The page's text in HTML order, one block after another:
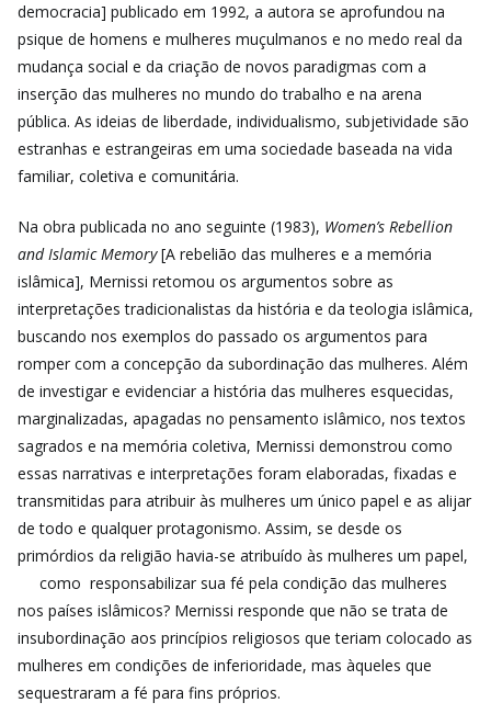
democracia] publicado em 1992, a autora se aprofundou na
psique de homens e mulheres muçulmanos e no medo real da
mudança social e da criação de novos paradigmas com a
inserção das mulheres no mundo do trabalho e na arena
pública. As ideias de liberdade, individualismo, subjetividade são
estranhas e estrangeiras em uma sociedade baseada na vida
familiar, coletiva e comunitária.
Na obra publicada no ano seguinte (1983), Women’s Rebellion
and Islamic Memory[A rebelião das mulheres e a memória
islâmica], Mernissi retomou os argumentos sobre as
interpretações tradicionalistas da história e da teologia islâmica,
buscando nos exemplos do passado os argumentos para
romper com a concepção da subordinação das mulheres. Além
de investigar e evidenciar a história das mulheres esquecidas,
marginalizadas, apagadas no pensamento islâmico, nos textos
sagrados e na memória coletiva, Mernissi demonstrou como
essas narrativas e interpretações foram elaboradas, fixadas e
transmitidas para atribuir às mulheres um único papel e as alijar
de todo e qualquer protagonismo. Assim, se desde os
primórdios da religião havia-se atribuído às mulheres um papel,
como responsabilizar sua fé pela condição das mulheres
nos países islâmicos? Mernissi responde que não se trata de
insubordinação aos princípios religiosos que teriam colocado as
mulheres em condições de inferioridade, mas àqueles que
sequestraram a fé para fins próprios.